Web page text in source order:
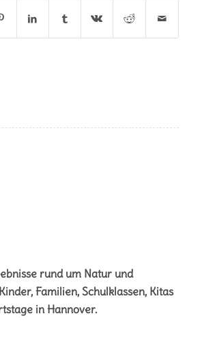
rund um Natur und
Familien, Schulklassen, Kitas
in Hannover.